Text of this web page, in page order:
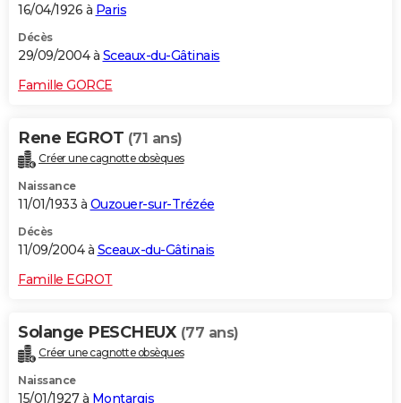
16/04/1926 à Paris
Décès
29/09/2004 à Sceaux-du-Gâtinais
Famille GORCE
Rene EGROT (71 ans)
Créer une cagnotte obsèques
Naissance
11/01/1933 à Ouzouer-sur-Trézée
Décès
11/09/2004 à Sceaux-du-Gâtinais
Famille EGROT
Solange PESCHEUX (77 ans)
Créer une cagnotte obsèques
Naissance
15/01/1927 à Montargis